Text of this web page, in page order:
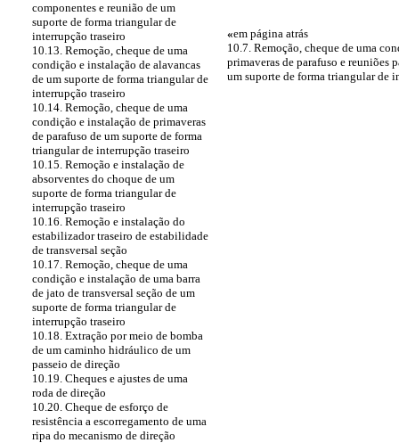
componentes e reunião de um
suporte de forma triangular de
interrupção traseiro
10.13. Remoção, cheque de uma
condição e instalação de alavancas
de um suporte de forma triangular de
interrupção traseiro
10.14. Remoção, cheque de uma
condição e instalação de primaveras
de parafuso de um suporte de forma
triangular de interrupção traseiro
10.15. Remoção e instalação de
absorventes do choque de um
suporte de forma triangular de
interrupção traseiro
10.16. Remoção e instalação do
estabilizador traseiro de estabilidade
de transversal seção
10.17. Remoção, cheque de uma
condição e instalação de uma barra
de jato de transversal seção de um
suporte de forma triangular de
interrupção traseiro
10.18. Extração por meio de bomba
de um caminho hidráulico de um
passeio de direção
10.19. Cheques e ajustes de uma
roda de direção
10.20. Cheque de esforço de
resistência a escorregamento de uma
ripa do mecanismo de direção
«em página atrás
10.7. Remoção, cheque de uma
primaveras de parafuso e reuniões
um suporte de forma triangular de